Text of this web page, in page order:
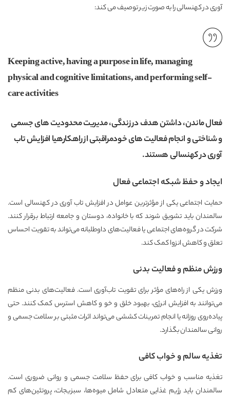
آوری در کهنسالی را به صورت زیر توصیف می کند:
Keeping active, having a purpose in life, managing
physical and cognitive limitations, and performing self-
care activities
فعال ماندن، داشتن هدف در زندگی، مدیریت محدودیت های جسمی
و شناختی و انجام فعالیت های خودمراقبتی از راهکارهیا افزایش تاب
آوری در کهنسالی هستند.
ایجاد و حفظ شبکه اجتماعی فعال
حمایت اجتماعی یکی از مؤثرترین عوامل در افزایش تاب ‌آوری در کهنسالی است.
سالمندان باید تشویق شوند که با خانواده، دوستان و جامعه ارتباط برقرار کنند.
شرکت در گروه‌های اجتماعی یا فعالیت‌های داوطلبانه می‌تواند به تقویت احساس
تعلق و کاهش انزوا کمک کند.
ورزش منظم و فعالیت بدنی
ورزش یکی از راه‌های مؤثر برای تقویت تاب‌آوری است. فعالیت‌های بدنی منظم
می‌توانند به افزایش انرژی، بهبود خلق و خو و کاهش استرس کمک کنند. حتی
پیاده‌روی روزانه یا انجام تمرینات کششی می‌تواند اثرات مثبتی بر سلامت جسمی و
روانی سالمندان بگذارد.
تغذیه سالم و خواب کافی
تغذیه مناسب و خواب کافی برای حفظ سلامت جسمی و روانی ضروری است.
سالمندان باید رژیم غذایی متعادل شامل میوه‌ها، سبزیجات، پروتئین‌های کم